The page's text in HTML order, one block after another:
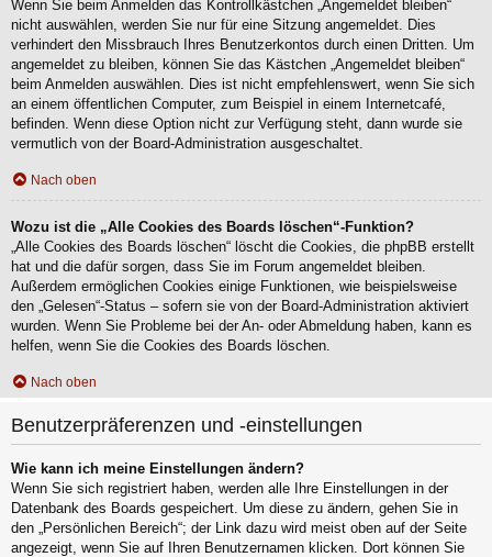
Wenn Sie beim Anmelden das Kontrollkästchen „Angemeldet bleiben“
nicht auswählen, werden Sie nur für eine Sitzung angemeldet. Dies
verhindert den Missbrauch Ihres Benutzerkontos durch einen Dritten. Um
angemeldet zu bleiben, können Sie das Kästchen „Angemeldet bleiben“
beim Anmelden auswählen. Dies ist nicht empfehlenswert, wenn Sie sich
an einem öffentlichen Computer, zum Beispiel in einem Internetcafé,
befinden. Wenn diese Option nicht zur Verfügung steht, dann wurde sie
vermutlich von der Board-Administration ausgeschaltet.
Nach oben
Wozu ist die „Alle Cookies des Boards löschen“-Funktion?
„Alle Cookies des Boards löschen“ löscht die Cookies, die phpBB erstellt
hat und die dafür sorgen, dass Sie im Forum angemeldet bleiben.
Außerdem ermöglichen Cookies einige Funktionen, wie beispielsweise
den „Gelesen“-Status – sofern sie von der Board-Administration aktiviert
wurden. Wenn Sie Probleme bei der An- oder Abmeldung haben, kann es
helfen, wenn Sie die Cookies des Boards löschen.
Nach oben
Benutzerpräferenzen und -einstellungen
Wie kann ich meine Einstellungen ändern?
Wenn Sie sich registriert haben, werden alle Ihre Einstellungen in der
Datenbank des Boards gespeichert. Um diese zu ändern, gehen Sie in
den „Persönlichen Bereich“; der Link dazu wird meist oben auf der Seite
angezeigt, wenn Sie auf Ihren Benutzernamen klicken. Dort können Sie